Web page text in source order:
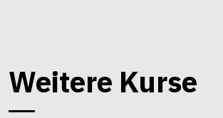
Weitere Kurse